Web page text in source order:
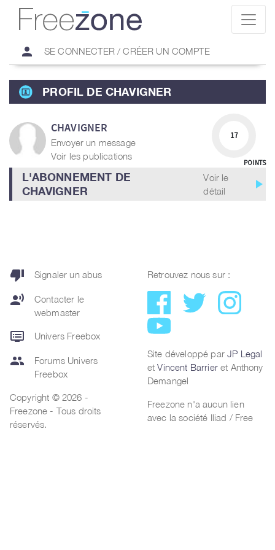
person SE CONNECTER / CRÉER UN COMPTE
PROFIL DE CHAVIGNER
CHAVIGNER
Envoyer un message
Voir les publications
17
POINTS
L'ABONNEMENT DE
CHAVIGNER
Voir le
détail
play_arrow
thumb_down Signaler un abus
record_voice_over
Contacter le
webmaster
dvr Univers Freebox
group
Forums Univers
Freebox
Copyright © 2026 -
Freezone - Tous droits
réservés.
Retrouvez nous sur :
Site développé parJP Legal
etVincent Barrieret Anthony
Demangel
Freezone n'a aucun lien
avec la société Iliad / Free